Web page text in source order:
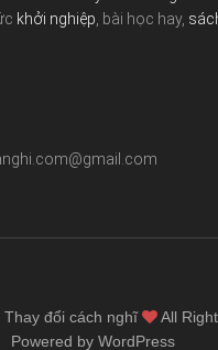
khởi nghiệp , bài học hay,
Thay đổi cách nghĩ
All
Powered by WordPress